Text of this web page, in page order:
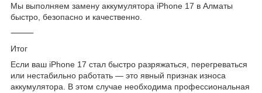
Мы выполняем замену аккумулятора iPhone 17 в Алматы
быстро, безопасно и качественно.
⸻
Итог
Если ваш iPhone 17 стал быстро разряжаться, перегреваться
или нестабильно работать — это явный признак износа
аккумулятора. В этом случае необходима профессиональная